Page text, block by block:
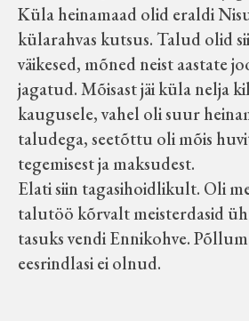
Õpperada
Muud koduloolist
Märjamaa ümbruse
elanike nimekirjad
15.12.1938
Velise kultuuri ja
Küla heinamaad olid eraldi
külarahvas kutsus. Talud olid
väikesed, mõned neist aastate
jagatud. Mõisast jäi küla nelja
kaugusele, vahel oli suur
taludega, seetõttu oli mõis
tegemisest ja maksudest.
Elati siin tagasihoidlikult. Oli
talutöö kõrvalt meisterdasid
tasuks vendi Ennikohve.
eesrindlasi ei olnud.